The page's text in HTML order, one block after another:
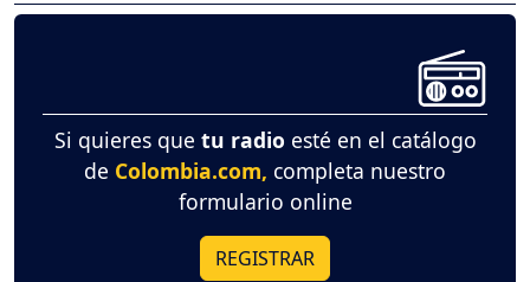
Si quieres que tu radio esté en el catálogo
de Colombia.com, completa nuestro
formulario online
REGISTRAR